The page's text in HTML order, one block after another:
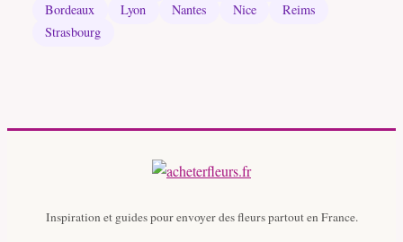
Bordeaux
Lyon Nantes Nice
Reims
Strasbourg
Inspiration et guides pour envoyer des fleurs partout en France.